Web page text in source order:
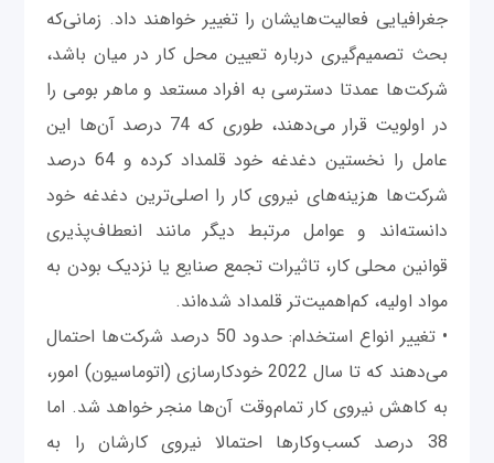
جغرافیایی فعالیت‌هایشان را تغییر خواهند داد. زمانی‌که
بحث تصمیم‌گیری درباره تعیین محل کار در میان باشد،
شرکت‌ها عمدتا دسترسی به افراد مستعد و ماهر بومی را
در اولویت قرار می‌دهند، طوری که 74 درصد آن‌ها این
عامل را نخستین دغدغه خود قلمداد کرده‌ و 64 درصد
شرکت‌ها هزینه‌های نیروی کار را اصلی‌ترین دغدغه خود
دانسته‌اند و عوامل مرتبط دیگر مانند انعطاف‌پذیری
قوانین محلی کار، تاثیرات تجمع صنایع یا نزدیک بودن به
مواد اولیه، کم‌اهمیت‌تر قلمداد شده‌اند.
• تغییر انواع استخدام: حدود 50 درصد شرکت‌ها احتمال
می‌دهند که تا سال 2022 خودکارسازی (اتوماسیون) امور،
به کاهش نیروی کار تمام‌وقت آن‌ها منجر خواهد شد. اما
38 درصد کسب‌وکارها احتمالا نیروی کارشان را به